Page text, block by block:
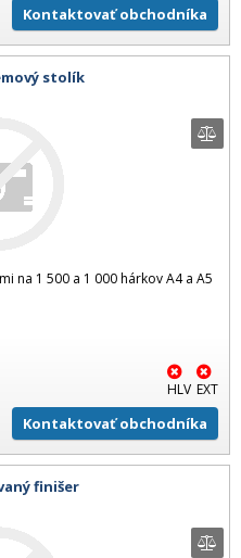
Kontaktovať obchodníka
stolík
na 1 500 a 1 000 hárkov A4 a A5
HLV EXT
Kontaktovať obchodníka
finišer